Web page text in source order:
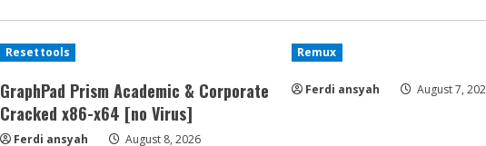
Resettools
GraphPad Prism Academic & Corporate
Cracked x86-x64 [no Virus]
Ferdi ansyah August 8, 2026
Remux
Ferdi ansyah August 7,